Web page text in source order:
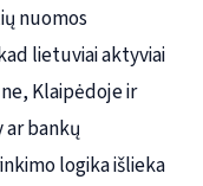
nuomos
lietuviai aktyviai
Klaipėdoje ir
ar bankų
logika išlieka